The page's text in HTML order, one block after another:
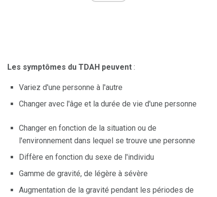
Les symptômes du TDAH peuvent :
Variez d'une personne à l'autre
Changer avec l'âge et la durée de vie d'une personne
Changer en fonction de la situation ou de
l'environnement dans lequel se trouve une personne
Diffère en fonction du sexe de l'individu
Gamme de gravité, de légère à sévère
Augmentation de la gravité pendant les périodes de